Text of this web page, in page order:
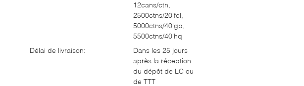
12cans/ctn,
2500ctns/20'fcl,
5000ctns/40'gp,
5500ctns/40'hq
Délai de livraison:
Dans les 25 jours
après la réception
du dépôt de LC ou
de TTT